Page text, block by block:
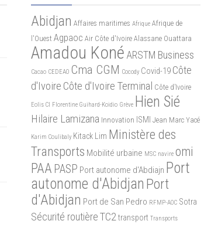
Abidjan Affaires maritimes Afrique Afrique de
l'Ouest Agpaoc Air Côte d'Ivoire Alassane Ouattara
Amadou Koné ARSTM Business
Cacao CEDEAO Cma CGM Cocody Covid-19 Côte
d'Ivoire Côte d'Ivoire Terminal Côte d’Ivoire
Eolis CI Florentine Guihard-Koidio Grève Hien Sié
Hilaire Lamizana Innovation ISMI Jean Marc Yacé
Karim Coulibaly Kitack Lim Ministère des
Transports Mobilité urbaine MSC navire omi
PAA PASP Port autonome d'Abdiajn Port
autonome d'Abidjan Port
d'Abidjan Port de San Pedro RFMP-AOC Sotra
Sécurité routièreTC2 transport Transports